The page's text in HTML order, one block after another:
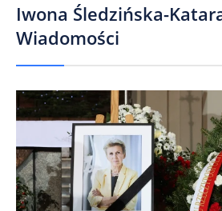
Iwona Śledzińska-
Wiadomości